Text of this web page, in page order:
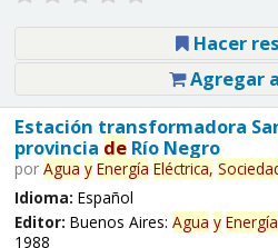
Hacer
Agregar
Estación transformadora
provincia deRío Negro
por Agua y Energía Eléctrica,
Idioma: Español
Editor: Buenos Aires: Agua y Energía
1988